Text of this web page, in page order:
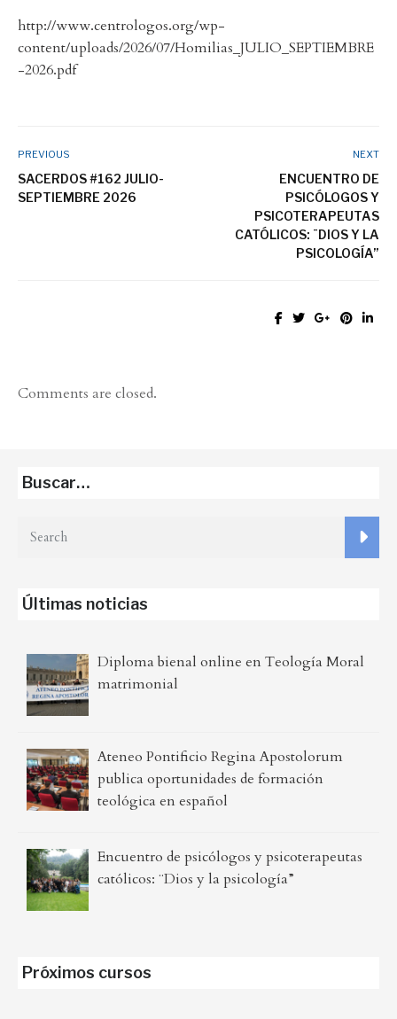
http://www.centrologos.org/wp-
content/uploads/2026/07/Homilias_JULIO_SEPTIEMBRE
-2026.pdf
PREVIOUS
SACERDOS #162 JULIO-
SEPTIEMBRE 2026
NEXT
ENCUENTRO DE
PSICÓLOGOS Y
PSICOTERAPEUTAS
CATÓLICOS: ¨DIOS Y LA
PSICOLOGÍA”
Comments are closed.
Buscar…
Últimas noticias
Diploma bienal online en Teología Moral
matrimonial
Ateneo Pontificio Regina Apostolorum
publica oportunidades de formación
teológica en español
Encuentro de psicólogos y psicoterapeutas
católicos: ¨Dios y la psicología”
Próximos cursos